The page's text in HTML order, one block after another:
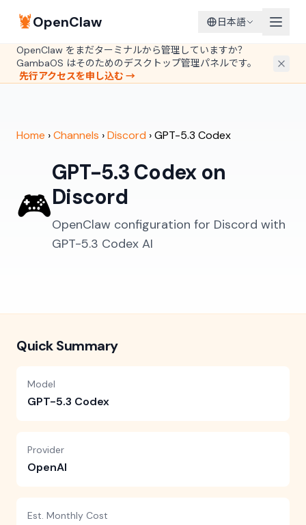
🦞OpenClaw 日本語
OpenClaw をまだターミナルから管理していますか？
GambaOS はそのためのデスクトップ管理パネルです。
先行アクセスを申し込む →
Home ›Channels ›Discord ›GPT-5.3 Codex
🎮
GPT-5.3 Codex on
Discord
OpenClaw configuration for Discord with
GPT-5.3 Codex AI
Quick Summary
Model
GPT-5.3 Codex
Provider
OpenAI
Est. Monthly Cost